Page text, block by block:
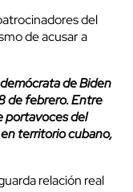
del
de acusar a
de Biden
de febrero. Entre
portavoces del
territorio cubano,
relación real